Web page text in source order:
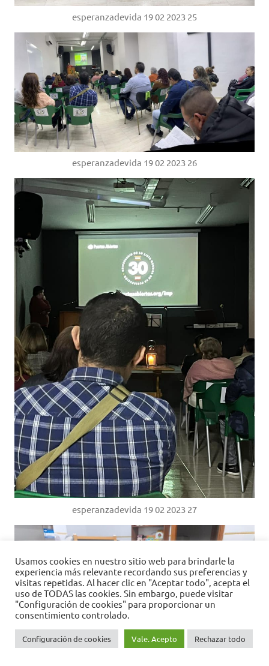
esperanzadevida 19 02 2023 25
esperanzadevida 19 02 2023 26
esperanzadevida 19 02 2023 27
Usamos cookies en nuestro sitio web para brindarle la
experiencia más relevante recordando sus preferencias y
visitas repetidas. Al hacer clic en "Aceptar todo", acepta el
uso de TODAS las cookies. Sin embargo, puede visitar
"Configuración de cookies" para proporcionar un
consentimiento controlado.
Configuración de cookies Vale. Acepto Rechazar todo